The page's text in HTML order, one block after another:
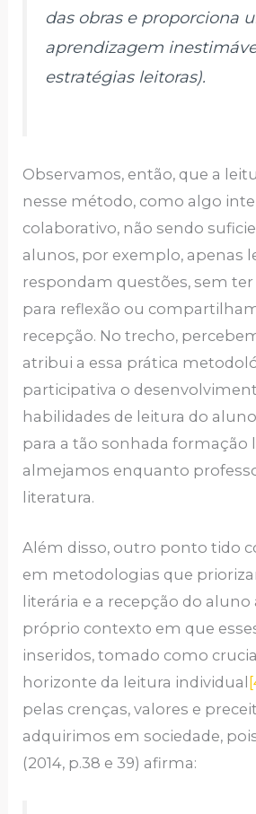
das obras e proporciona
aprendizagem
estratégias leitoras).
Observamos, então, que a
nesse método, como algo
colaborativo, não sendo
alunos, por exemplo, apenas
respondam questões, sem
para reflexão ou
recepção. No trecho,
atribui a essa prática
participativa o
habilidades de leitura do
para a tão sonhada formação
almejamos enquanto
literatura.
Além disso, outro ponto tido
em metodologias que
literária e a recepção do aluno
próprio contexto em que
inseridos, tomado como
horizonte da leitura individual
pelas crenças, valores e
adquirimos em sociedade,
(2014, p.38 e 39) afirma: